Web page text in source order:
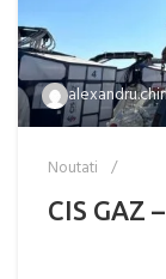
Noutati
CIS GAZ